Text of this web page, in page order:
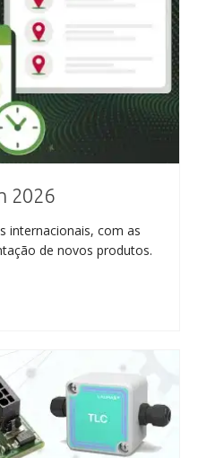
2026
internacionais, com as
de novos produtos.